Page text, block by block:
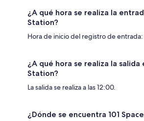
¿A qué hora se realiza la
Station?
Hora de inicio del registro de
¿A qué hora se realiza la salida
Station?
La salida se realiza a las 12:00.
¿Dónde se encuentra 101